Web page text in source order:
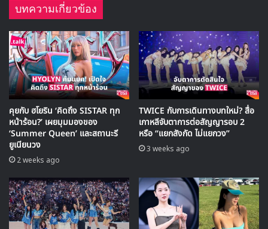
▶ คลิกดูสัมภาษณ์พิเศษ
[ad name=”1″]
และอีกหนึ่งพิเศษที่เเป็นเพลงของ SISTAR ที่ถ่ายทอดโดยเกิร์ล
กรุ๊ปรุ่นน้องอย่าง ยูจู G-Friend, โมโม TWICE, ซึงยอน CLC
และ จอย Red Velvet ในเพลง Touch My Body
https://www.youtube.com/watch?v=0EjAMl0VoWQ
เสตจพิเศษต่อมา เป็นอารมณ์ซัมเมอร์ในเพลง Woman on the
Beach ที่ได้ ชาโอลู Fiestar, จุน UKISS และอินซอง KNK
https://www.youtube.com/watch?v=oEcpC41j6Io
บทความเกี่ยวข้อง
คุยกับ ฮโยริน ‘คิดถึง SISTAR ทุก
หน้าร้อน?’ เผยมุมมองของ
‘Summer Queen’ และสถานะรี
ยูเนียนวง
2 weeks ago
TWICE กับการเดินทางบทใหม่? สื่อ
เกาหลีจับตาการต่อสัญญารอบ 2
หรือ “แยกสังกัด ไม่แยกวง”
3 weeks ago